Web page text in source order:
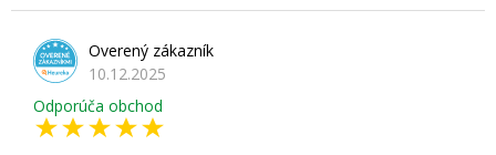
Overený zákazník
10.12.2025
Odporúča obchod